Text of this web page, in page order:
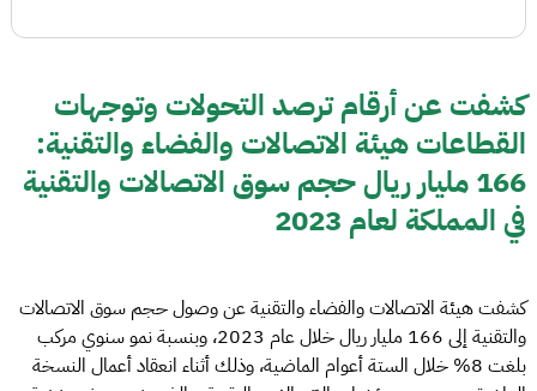
كشفت عن أرقام ترصد التحولات وتوجهات
القطاعات هيئة الاتصالات والفضاء والتقنية:
166 مليار ريال حجم سوق الاتصالات والتقنية
في المملكة لعام 2023
كشفت هيئة الاتصالات والفضاء والتقنية عن وصول حجم سوق الاتصالات
والتقنية إلى 166 مليار ريال خلال عام 2023، وبنسبة نمو سنوي مركب
بلغت 8% خلال الستة أعوام الماضية، وذلك أثناء انعقاد أعمال النسخة